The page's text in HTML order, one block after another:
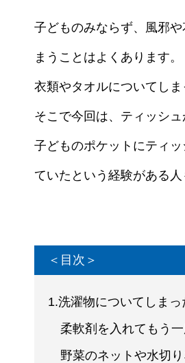
子どものみならず、風邪
まうことはよくあります。
衣類やタオルについてし
そこで今回は、ティッシ
子どものポケットにティ
ていたという経験がある
＜目次＞
1.洗濯物についてしま
柔軟剤を入れてもう一
野菜のネットや水切り